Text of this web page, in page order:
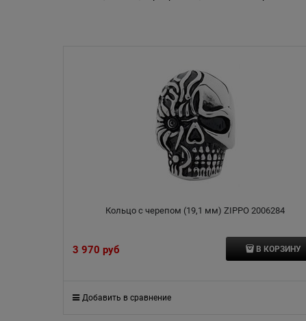
Кольцо с черепом (19,1 мм) ZIPPO 2006284
3 970 руб В КОРЗИНУ
Добавить в сравнение